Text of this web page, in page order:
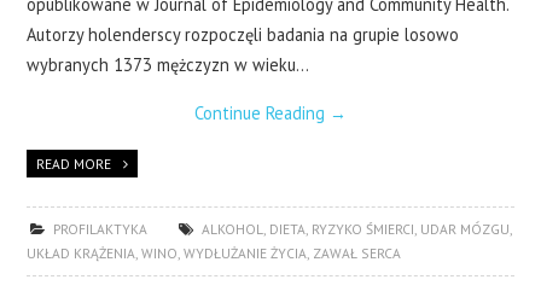
opublikowane w Journal of Epidemiology and Community Health.
Autorzy holenderscy rozpoczęli badania na grupie losowo
wybranych 1373 mężczyzn w wieku…
Continue Reading →
READ MORE
PROFILAKTYKA ALKOHOL, DIETA, RYZYKO ŚMIERCI, UDAR MÓZGU,
UKŁAD KRĄŻENIA,WINO,WYDŁUŻANIE ŻYCIA, ZAWAŁ SERCA